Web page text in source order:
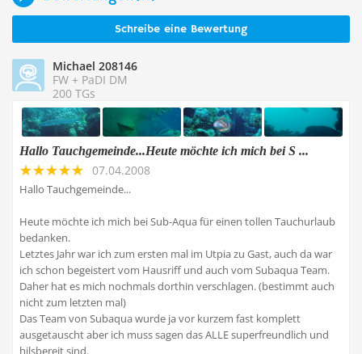
Schreibe eine Bewertung
Michael 208146
FW + PaDI DM
200 TGs
Hallo Tauchgemeinde...Heute möchte ich mich bei S ...
07.04.2008
Hallo Tauchgemeinde...
Heute möchte ich mich bei Sub-Aqua für einen tollen Tauchurlaub
bedanken.
Letztes Jahr war ich zum ersten mal im Utpia zu Gast, auch da war
ich schon begeistert vom Hausriff und auch vom Subaqua Team.
Daher hat es mich nochmals dorthin verschlagen. (bestimmt auch
nicht zum letzten mal)
Das Team von Subaqua wurde ja vor kurzem fast komplett
ausgetauscht aber ich muss sagen das ALLE superfreundlich und
hilsbereit sind.